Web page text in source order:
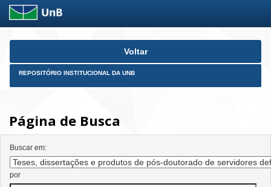
Skip
Voltar
REPOSITÓRIO INSTITUCIONAL DA UNB
Página de Busca
Buscar em:
por